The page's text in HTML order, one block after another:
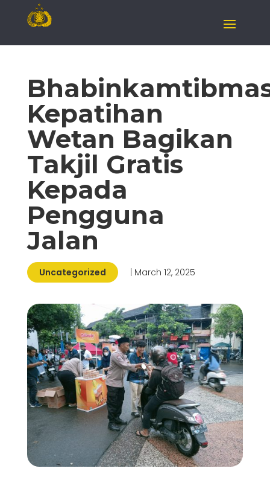
Kepatihan
Wetan Bagikan
Takjil Gratis
Kepada
Pengguna
Jalan
Uncategorized | March 12, 2025